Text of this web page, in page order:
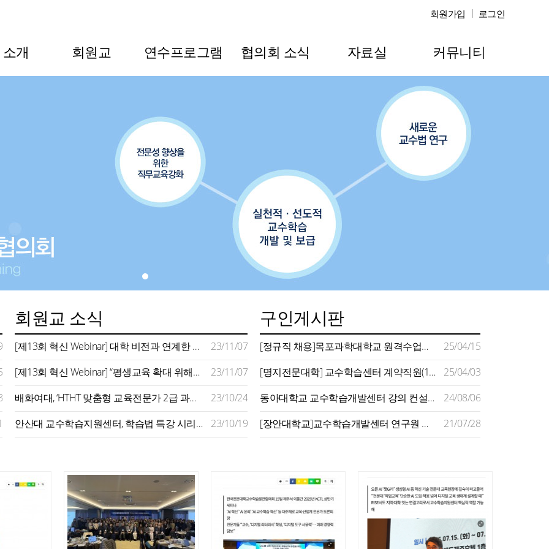
회원가입 로그인
개 회원교 연수프로그램 협의회 소식 자료실 커뮤니티
회원교 소식
[제13회 혁신 Webinar] 대학 비전과 연계한 평생교육 모델 구축 사례 주목…지역사회 연계 확대 추진 강조
23/11/07
[제13회 혁신 Webinar] “평생교육 확대 위해서는 지자체‧기업‧정부 역할 필요…대학은 평생학습 플랫폼 돼야”
23/11/07
배화여대, ‘HTHT 맞춤형 교육전문가 2급 과정’ 운영
23/10/24
안산대 교수학습지원센터, 학습법 특강 시리즈 성료
23/10/19
구인게시판
[정규직 채용]목포과학대학교 원격수업지원센터 채용 공고
25/04/15
[명지전문대학] 교수학습센터 계약직원(1명) 채용 공고(~4/11)
25/04/03
동아대학교 교수학습개발센터 강의 컨설턴트 모집 공고
24/08/06
[장안대학교]교수학습개발센터 연구원 채용
21/07/28